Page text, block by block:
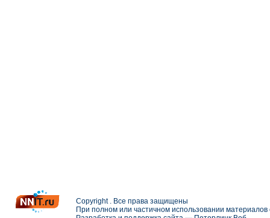
Copyright . Все права защищены
При полном или частичном использовании